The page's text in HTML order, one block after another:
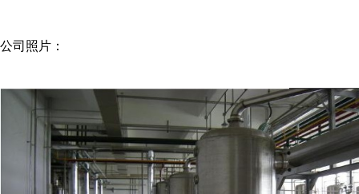
公司照片：